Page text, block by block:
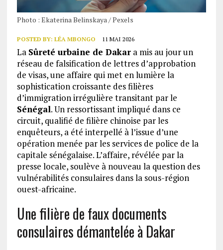
Photo : Ekaterina Belinskaya / Pexels
POSTED BY: LÉA MBONGO 11 MAI 2026
La Sûreté urbaine de Dakara mis au jour un
réseau de falsification de lettres d’approbation
de visas, une affaire qui met en lumière la
sophistication croissante des filières
d’immigration irrégulière transitant par le
Sénégal. Un ressortissant impliqué dans ce
circuit, qualifié de filière chinoise par les
enquêteurs, a été interpellé à l’issue d’une
opération menée par les services de police de la
capitale sénégalaise. L’affaire, révélée par la
presse locale, soulève à nouveau la question des
vulnérabilités consulaires dans la sous-région
ouest-africaine.
Une filière de faux documents
consulaires démantelée à Dakar